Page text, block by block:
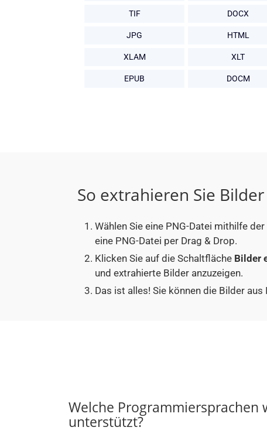
TIF DOCX
JPG HTML
XLAM XLT
EPUB DOCM
So extrahieren Sie
Wählen Sie eine PNG-Datei mithilfe
eine PNG-Datei per Drag & Drop.
Klicken Sie auf die Schaltfläche Bilder
und extrahierte Bilder anzuzeigen.
Das ist alles! Sie können die Bilder
Welche Programmiersprachen
unterstützt?